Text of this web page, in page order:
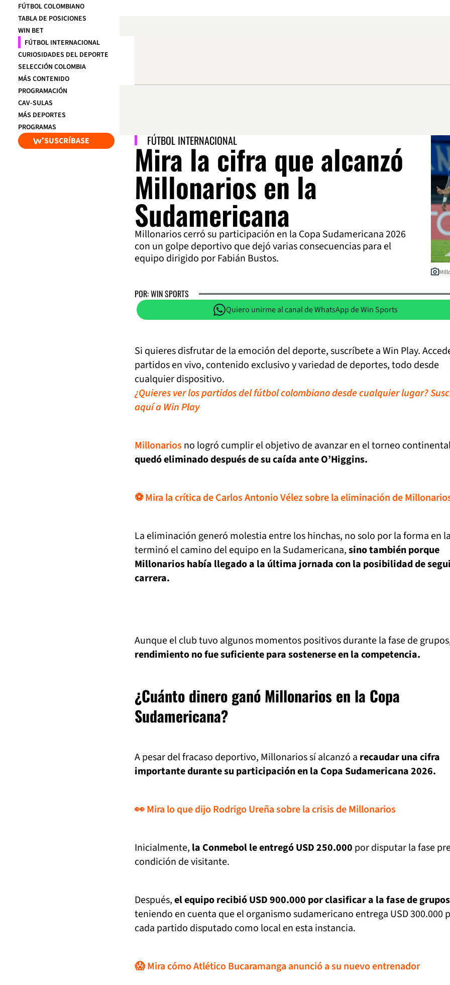
FÚTBOL COLOMBIANO
TABLA DE POSICIONES
WIN BET
FÚTBOL INTERNACIONAL
CURIOSIDADES DEL DEPORTE
SELECCIÓN COLOMBIA
MÁS CONTENIDO
PROGRAMACIÓN
CAV-SULAS
MÁS DEPORTES
PROGRAMAS
SUSCRÍBASE FÚTBOL INTERNACIONAL
Mira la cifra que alcanzó
Millonarios en la
Sudamericana
Millonarios cerró su participación en la Copa Sudamericana 2026
con un golpe deportivo que dejó varias consecuencias para el
equipo dirigido por Fabián Bustos.
POR: WIN SPORTS
Quiero unirme al canal de WhatsApp de Win Sports
Si quieres disfrutar de la emoción del deporte, suscríbete a Win Play.
partidos en vivo, contenido exclusivo y variedad de deportes, todo desde
cualquier dispositivo.
¿Quieres ver los partidos del fútbol colombiano desde cualquier lugar?
aquí a Win Play
Millonarios no logró cumplir el objetivo de avanzar en el torneo
quedó eliminado después de su caída ante O’Higgins.
⚽ Mira la crítica de Carlos Antonio Vélez sobre la eliminación de
La eliminación generó molestia entre los hinchas, no solo por la forma en
terminó el camino del equipo en la Sudamericana,sino también porque
Millonarios había llegado a la última jornada con la posibilidad de
carrera.
Aunque el club tuvo algunos momentos positivos durante la fase de
rendimiento no fue suficiente para sostenerse en la competencia.
¿Cuánto dinero ganó Millonarios en la Copa
Sudamericana?
A pesar del fracaso deportivo, Millonarios sí alcanzó a recaudar una cifra
importante durante su participación en la Copa Sudamericana 2026.
👀 Mira lo que dijo Rodrigo Ureña sobre la crisis de Millonarios
Inicialmente, la Conmebol le entregó USD 250.000 por disputar la fase
condición de visitante.
Después,el equipo recibió USD 900.000 por clasificar a la fase de grupos
teniendo en cuenta que el organismo sudamericano entrega USD 300.000
cada partido disputado como local en esta instancia.
😱 Mira cómo Atlético Bucaramanga anunció a su nuevo entrenador